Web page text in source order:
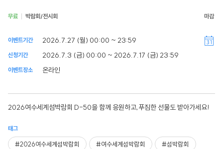
무료 박람회/전시회
이벤트기간 2026.7.27 (월) 00:00 ~ 23:59
신청기간 2026.7.3 (금) 00:00 ~ 2026.7.17 (금) 23:59
이벤트장소 온라인
2026여수세계섬박람회 D-50을 함께 응원하고,푸짐한 선물도 받아가세요!
태그
#2026여수세계섬박람회 #여수세계섬박람회 #섬박람회